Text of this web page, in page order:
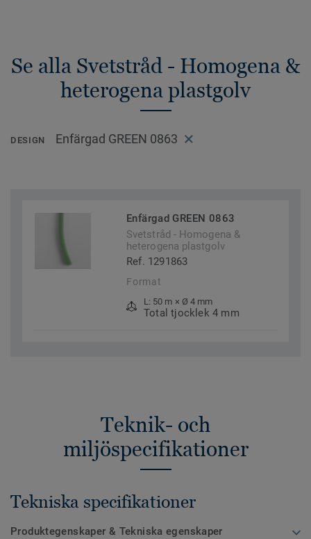
Se alla Svetstråd - Homogena &
heterogena plastgolv
DESIGN Enfärgad GREEN 0863
Enfärgad GREEN 0863
Svetstråd - Homogena &
heterogena plastgolv
Ref. 1291863
Format
L: 50 m × Ø 4 mm
Total tjocklek 4 mm
Teknik- och
miljöspecifikationer
Tekniska specifikationer
Produktegenskaper & Tekniska egenskaper